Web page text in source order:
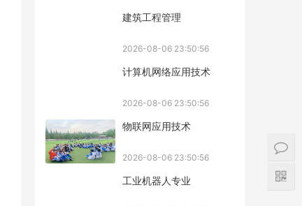
建筑工程管理
2026-08-06 23:50:56
计算机网络应用技术
2026-08-06 23:50:56
物联网应用技术
2026-08-06 23:50:56
工业机器人专业